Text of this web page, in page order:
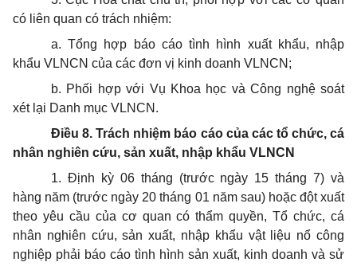
có liên quan có trách nhiệm:
a. Tổng hợp báo cáo tình hình xuất khẩu, nhập
khẩu VLNCN của các đơn vị kinh doanh VLNCN;
b. Phối hợp với Vụ Khoa học và Công nghệ soát
xét lại Danh mục VLNCN.
Điều 8. Trách nhiệm báo cáo của các tổ chức, cá
nhân nghiên cứu, sản xuất, nhập khẩu VLNCN
1. Định kỳ 06 tháng (trước ngày 15 tháng 7) và
hàng năm (trước ngày 20 tháng 01 năm sau) hoặc đột xuất
theo yêu cầu của cơ quan có thẩm quyền, Tổ chức, cá
nhân nghiên cứu, sản xuất, nhập khẩu vật liệu nổ công
nghiệp phải báo cáo tình hình sản xuất, kinh doanh và sử